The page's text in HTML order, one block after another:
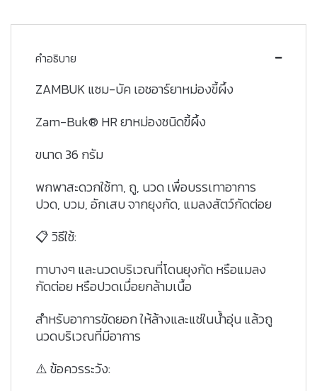
คำอธิบาย
ZAMBUK แซม-บัค เอชอาร์ยาหม่องขี้ผึ้ง
Zam-Buk® HR ยาหม่องชนิดขี้ผึ้ง
ขนาด 36 กรัม
พกพาสะดวกใช้ทา, ถู, นวด เพื่อบรรเทาอาการ
ปวด, บวม, อักเสบ จากยุงกัด, แมลงสัตว์กัดต่อย
📋 วิธีใช้:
ทาบางๆ และนวดบริเวณที่โดนยุงกัด หรือแมลง
กัดต่อย หรือปวดเมื่อยกล้ามเนื้อ
สำหรับอาการขัดยอก ให้ล้างและแช่ในน้ำอุ่น แล้วถู
นวดบริเวณที่มีอาการ
⚠️ ข้อควรระวัง: